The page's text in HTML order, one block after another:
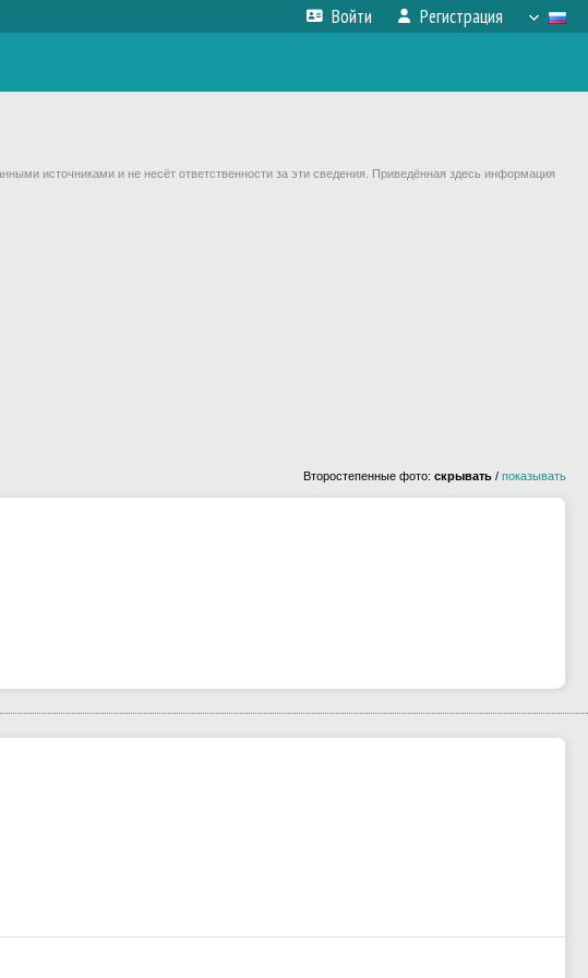
Войти Регистрация
источниками и не несёт ответственности за эти сведения. Приведённая здесь информация
Второстепенные фото: скрывать / показывать